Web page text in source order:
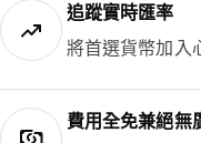
追蹤實時匯率
將首選貨幣加入
費用全免兼絕無